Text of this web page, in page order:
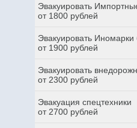
Эвакуировать
от 1800 рублей
Эвакуировать Иномарки
от 1900 рублей
Эвакуировать
от 2300 рублей
Эвакуация спецтехники
от 2700 рублей